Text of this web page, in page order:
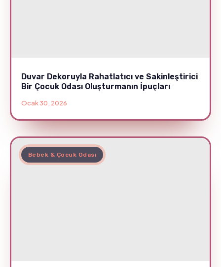
Duvar Dekoruyla Rahatlatıcı ve Sakinleştirici
Bir Çocuk Odası Oluşturmanın İpuçları
Ocak 30, 2026
Bebek & Çocuk Odası